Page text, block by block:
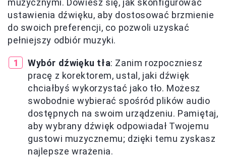
ustawienia dźwięku, aby dostosować brzmienie
do swoich preferencji, co pozwoli uzyskać
pełniejszy odbiór muzyki.
Wybór dźwięku tła: Zanim rozpoczniesz
pracę z korektorem, ustal, jaki dźwięk
chciałbyś wykorzystać jako tło. Możesz
swobodnie wybierać spośród plików audio
dostępnych na swoim urządzeniu. Pamiętaj,
aby wybrany dźwięk odpowiadał Twojemu
gustowi muzycznemu; dzięki temu zyskasz
najlepsze wrażenia.